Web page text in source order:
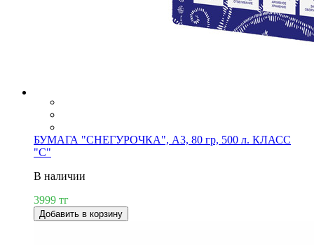
БУМАГА "СНЕГУРОЧКА", А3, 80 гр, 500 л. КЛАСС
"С"
В наличии
3999 тг
Добавить в корзину